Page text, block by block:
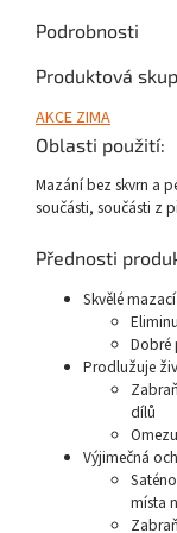
Podrobnosti
Produktová
AKCE ZIMA
Oblasti použití:
Mazání bez skvrn a
součásti, součásti z
Přednosti
Skvělé
Dobré
Prodlužuje
dílů
Výjimečná
místa